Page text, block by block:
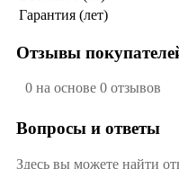
Гарантия (лет)
Отзывы
0 на основе 0 отзывов
Вопросы и ответы
Здесь вы можете найти